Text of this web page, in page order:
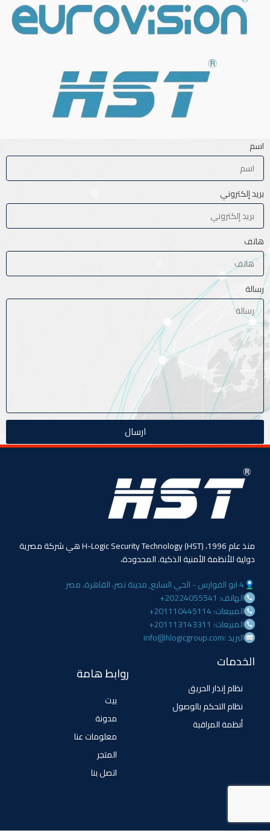
اسم
بريد إلكتروني
هاتف
رسالة
ارسال
منذ عام 1996، (HST) H-Logic Security Technology هي شركة مصرية
دولية للأنظمة الأمنية الذكية. المحدودة،
4 ابو الفوارس - الحي السابع, مدينة نصر، القاهرة، مصر
الهاتف: 20224055541+
المبيعات: 201110445114+
المبيعات: 201113143311+
البريد :info@hlogicgroup.com
الخدمات
نظام إنذار الحريق
نظام التحكم بالوصول
أنظمة المراقبة
روابط هامة
بيت
مدونة
معلومات عنا
المتجر
اتصل بنا